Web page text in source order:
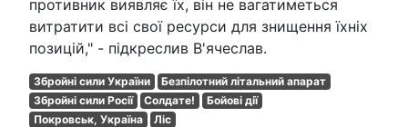
противник виявляє їх, він не вагатиметься
витратити всі свої ресурси для знищення їхніх
позицій," - підкреслив В'ячеслав.
Збройні сили України
Безпілотний літальний апарат
Збройні сили Росії
Солдате!
Бойові дії
Покровськ, Україна
Ліс